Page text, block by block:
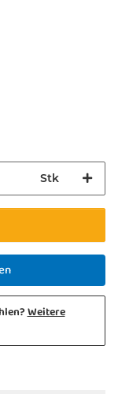
Stk
Weitere